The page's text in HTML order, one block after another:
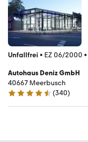
Unfallfrei • EZ 06/2000 •
Autohaus Deniz GmbH
40667 Meerbusch
4.5 Sterne
(340)